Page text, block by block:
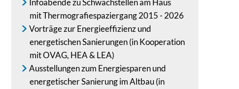
Infoabende zu Schwachstellen am Haus
mit Thermografiespaziergang 2015 - 2026
Vorträge zur Energieeffizienz und
energetischen Sanierungen (in Kooperation
mit OVAG, HEA & LEA)
Ausstellungen zum Energiesparen und
energetischer Sanierung im Altbau (in